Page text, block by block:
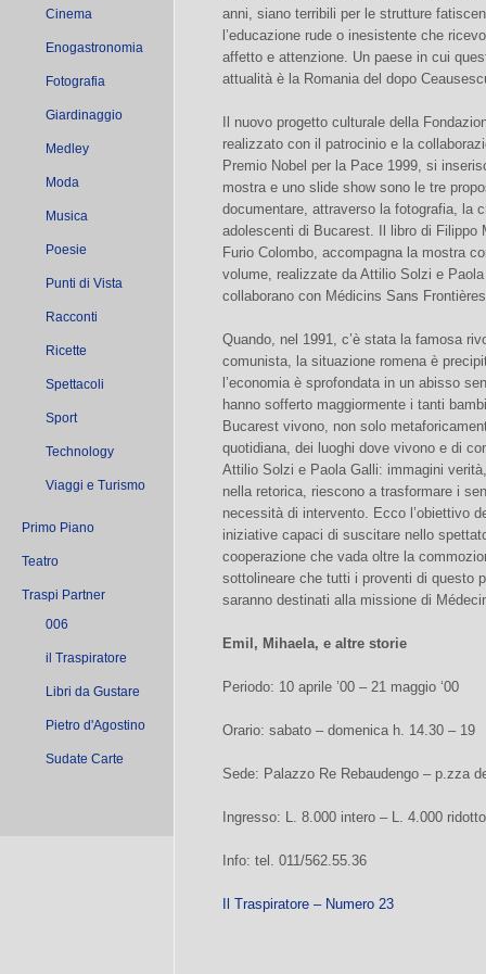
Cinema
Enogastronomia
Fotografia
Giardinaggio
Medley
Moda
Musica
Poesie
Punti di Vista
Racconti
Ricette
Spettacoli
Sport
Technology
Viaggi e Turismo
Primo Piano
Teatro
Traspi Partner
006
il Traspiratore
Libri da Gustare
Pietro d'Agostino
Sudate Carte
anni, siano terribili per le strutture
l’educazione rude o inesistente che
affetto e attenzione. Un paese in cui
attualità è la Romania del dopo
Il nuovo progetto culturale della
realizzato con il patrocinio e la
Premio Nobel per la Pace 1999, si
mostra e uno slide show sono le tre
documentare, attraverso la fotografia, la
adolescenti di Bucarest. Il libro di Filippo
Furio Colombo, accompagna la mostra
volume, realizzate da Attilio Solzi e
collaborano con Médicins Sans
Quando, nel 1991, c’è stata la famosa
comunista, la situazione romena è
l’economia è sprofondata in un abisso
hanno sofferto maggiormente i tanti
Bucarest vivono, non solo
quotidiana, dei luoghi dove vivono e di
Attilio Solzi e Paola Galli: immagini
nella retorica, riescono a trasformare i
necessità di intervento. Ecco l’obiettivo
iniziative capaci di suscitare nello
cooperazione che vada oltre la
sottolineare che tutti i proventi di questo
saranno destinati alla missione di
Emil, Mihaela, e altre storie
Periodo: 10 aprile ’00 – 21 maggio ‘00
Orario: sabato – domenica h. 14.30 – 19
Sede: Palazzo Re Rebaudengo – p.zza
Ingresso: L. 8.000 intero – L. 4.000 ridotto
Info: tel. 011/562.55.36
Il Traspiratore – Numero 23